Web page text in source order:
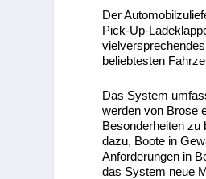
Der
Pick-Up-
beliebtesten
Das System
werden von Brose
Besonderheiten
dazu, Boote in
Anforderungen in
das System neue